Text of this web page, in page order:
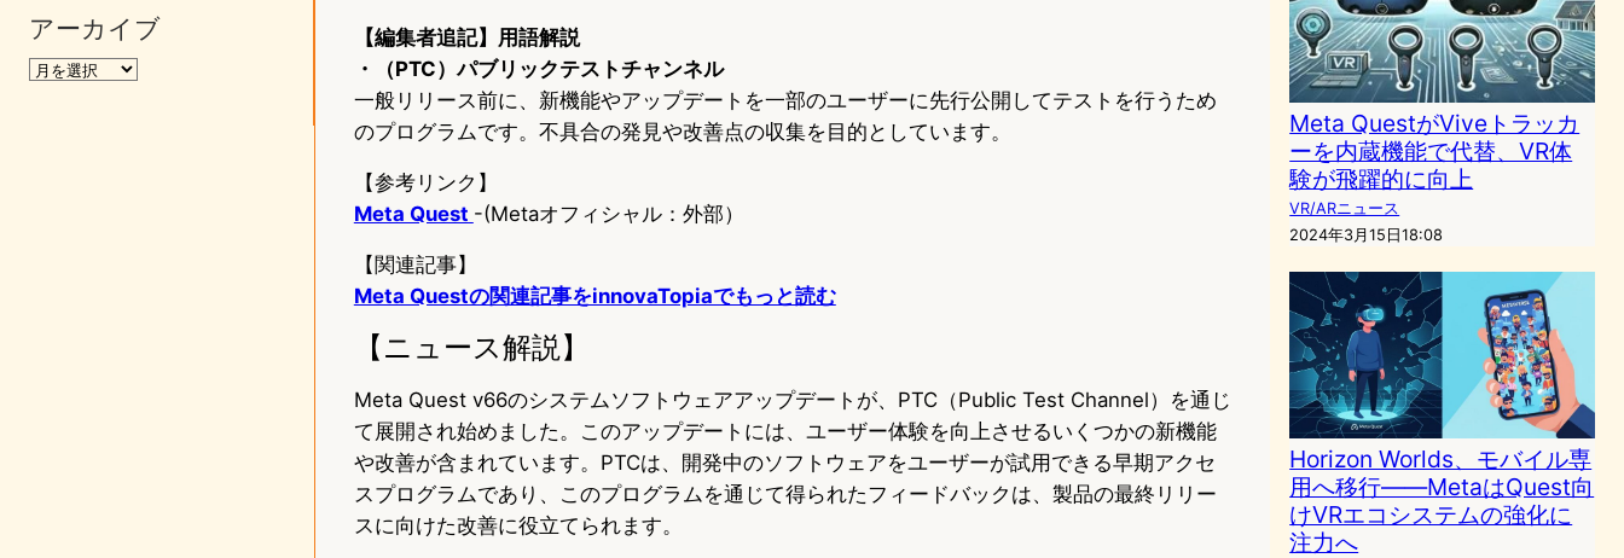
アーカイブ
【編集者追記】用語解説
・
（PTC）パブリックテストチャンネル
一般リリース前に、新機能やアップデートを一部のユーザーに先行公開してテストを行うため
のプログラムです。不具合の発見や改善点の収集を目的としています。
【参考リンク】
Meta Quest -(Metaオフィシャル：外部）
【関連記事】
Meta Questの関連記事をinnovaTopiaでもっと読む
【ニュース解説】
Meta Quest v66のシステムソフトウェアアップデートが、PTC（Public Test Channel）を通じ
て展開され始めました。このアップデートには、ユーザー体験を向上させるいくつかの新機能
や改善が含まれています。PTCは、開発中のソフトウェアをユーザーが試用できる早期アクセ
スプログラムであり、このプログラムを通じて得られたフィードバックは、製品の最終リリー
スに向けた改善に役立てられます。
Meta QuestがViveトラッカ
ーを内蔵機能で代替、VR体
験が飛躍的に向上
VR/ARニュース
2024年3月15日18:08
Horizon Worlds、モバイル専
用へ移行——MetaはQuest向
けVRエコシステムの強化に
注力へ